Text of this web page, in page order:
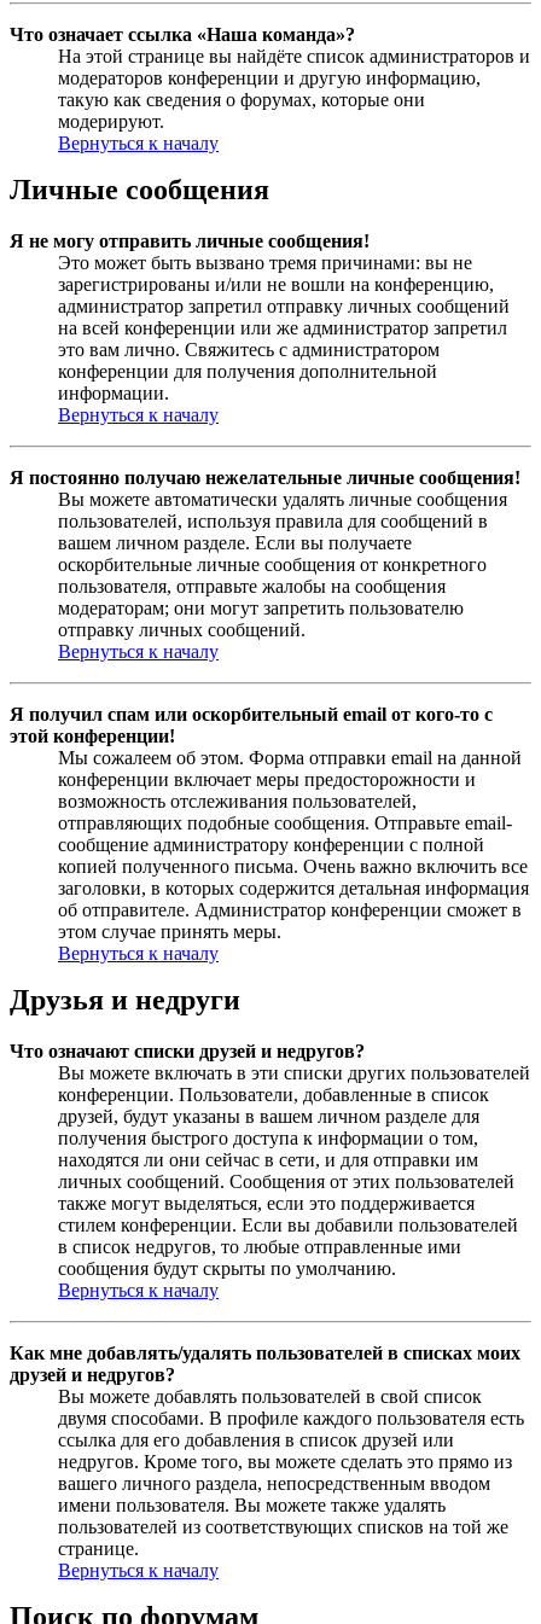
Что означает ссылка «Наша команда»?
На этой странице вы найдёте список администраторов и
модераторов конференции и другую информацию,
такую как сведения о форумах, которые они
модерируют.
Вернуться к началу
Личные сообщения
Я не могу отправить личные сообщения!
Это может быть вызвано тремя причинами: вы не
зарегистрированы и/или не вошли на конференцию,
администратор запретил отправку личных сообщений
на всей конференции или же администратор запретил
это вам лично. Свяжитесь с администратором
конференции для получения дополнительной
информации.
Вернуться к началу
Я постоянно получаю нежелательные личные сообщения!
Вы можете автоматически удалять личные сообщения
пользователей, используя правила для сообщений в
вашем личном разделе. Если вы получаете
оскорбительные личные сообщения от конкретного
пользователя, отправьте жалобы на сообщения
модераторам; они могут запретить пользователю
отправку личных сообщений.
Вернуться к началу
Я получил спам или оскорбительный email от кого-то с
этой конференции!
Мы сожалеем об этом. Форма отправки email на данной
конференции включает меры предосторожности и
возможность отслеживания пользователей,
отправляющих подобные сообщения. Отправьте email-
сообщение администратору конференции с полной
копией полученного письма. Очень важно включить все
заголовки, в которых содержится детальная информация
об отправителе. Администратор конференции сможет в
этом случае принять меры.
Вернуться к началу
Друзья и недруги
Что означают списки друзей и недругов?
Вы можете включать в эти списки других пользователей
конференции. Пользователи, добавленные в список
друзей, будут указаны в вашем личном разделе для
получения быстрого доступа к информации о том,
находятся ли они сейчас в сети, и для отправки им
личных сообщений. Сообщения от этих пользователей
также могут выделяться, если это поддерживается
стилем конференции. Если вы добавили пользователей
в список недругов, то любые отправленные ими
сообщения будут скрыты по умолчанию.
Вернуться к началу
Как мне добавлять/удалять пользователей в списках моих
друзей и недругов?
Вы можете добавлять пользователей в свой список
двумя способами. В профиле каждого пользователя есть
ссылка для его добавления в список друзей или
недругов. Кроме того, вы можете сделать это прямо из
вашего личного раздела, непосредственным вводом
имени пользователя. Вы можете также удалять
пользователей из соответствующих списков на той же
странице.
Вернуться к началу
Поиск по форумам